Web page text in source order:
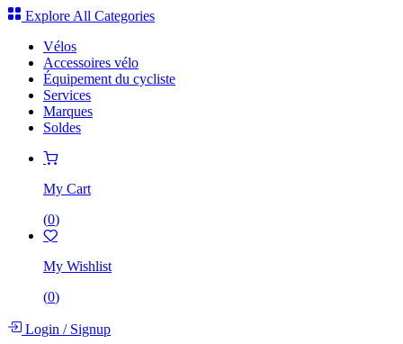
Explore All Categories
Vélos
Accessoires vélo
Équipement du cycliste
Services
Marques
Soldes
My Cart
(0)
My Wishlist
(0)
Login /Signup